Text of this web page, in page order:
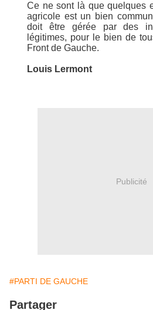
Ce ne sont là que quelques
agricole est un bien
doit être gérée par des
légitimes, pour le bien de
Front de Gauche.
Louis Lermont
Publicité
#PARTI DE GAUCHE
Partager